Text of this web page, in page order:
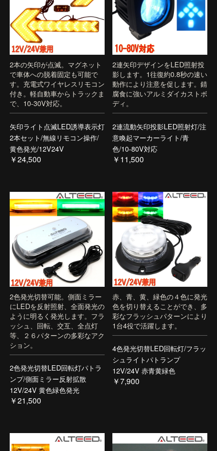
2本の矢印が点滅。マグネット
で車体への脱着固定も可能で
す。充電式ワイヤレスリモコン
付き。軽自動車からトラックま
で、10-30V対応。
矢印ライト点滅LED誘導表示灯
2本セット/無線リモコン操作/
黄色発光/12V24V
￥24,500
2連矢印デザインをLED照射投
影します。1往復約0.8秒の速い
動作により注意を促します。錆
腐食に強いアルミダイカストボ
ディ。
2連流動矢印投影LED照射灯/注
意喚起マーカーライト/青
色/10-80V対応
￥11,500
2色発光切替可能。側面ミラー
にLEDを反射照射、全面発光の
ように明るく発光します。フラ
ッシュ、回転、交互、全点灯
等、２６パターンの多彩なアク
ション。
2色発光切替LED回転灯パトラ
ンプ/側面ミラー反射拡散
12V/24V 黄色緑色発光
￥21,500
赤、青、黄、緑色の４色に発光
色を切り替えることができ、多
彩なフラッシュパターンにより
1台4役で活躍します。
4色発光切替LED回転灯/フラッ
シュライトパトランプ
12V/24V 赤青黄緑色
￥7,900